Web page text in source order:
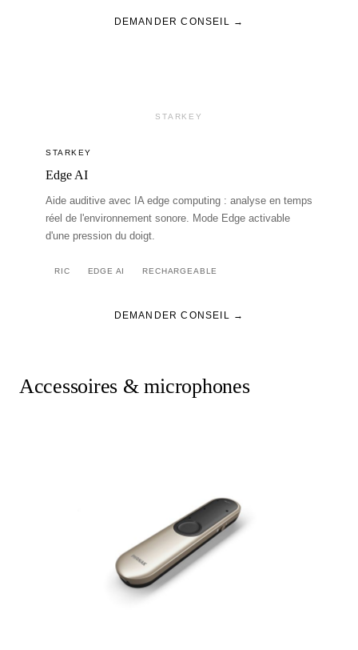
DEMANDER CONSEIL →
STARKEY
STARKEY
Edge AI
Aide auditive avec IA edge computing : analyse en temps
réel de l'environnement sonore. Mode Edge activable
d'une pression du doigt.
RIC EDGE AI RECHARGEABLE
DEMANDER CONSEIL →
Accessoires & microphones